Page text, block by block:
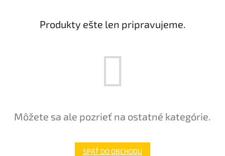
Produkty ešte len pripravujeme.
Môžete sa ale pozrieť na ostatné kategórie.
SPÄŤ DO OBCHODU